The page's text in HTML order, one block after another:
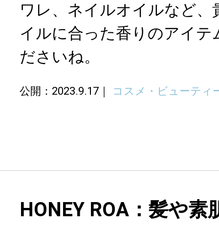
ワレ、ネイルオイルなど
イルに合った香りのアイ
ださいね。
公開：2023.9.17 コスメ・ビューティ
HONEY ROA：髪や